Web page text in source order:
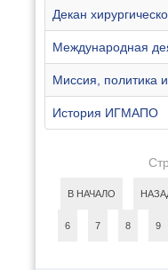
Декан
Международная
Миссия, политика
История ИГМАПО
В НАЧАЛО
6 7 8 9